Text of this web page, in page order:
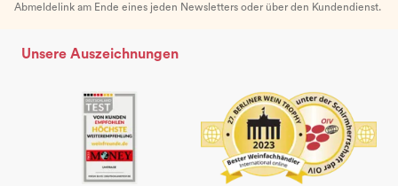
Abmeldelink am Ende eines jeden Newsletters oder über den Kundendienst.
Unsere Auszeichnungen